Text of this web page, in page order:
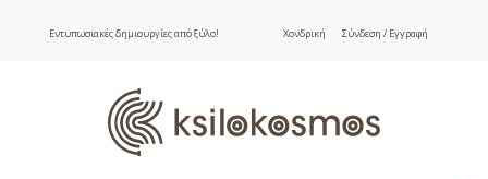
Εντυπωσιακές δημιουργίες από ξύλο! Χονδρική Σύνδεση / Εγγραφή